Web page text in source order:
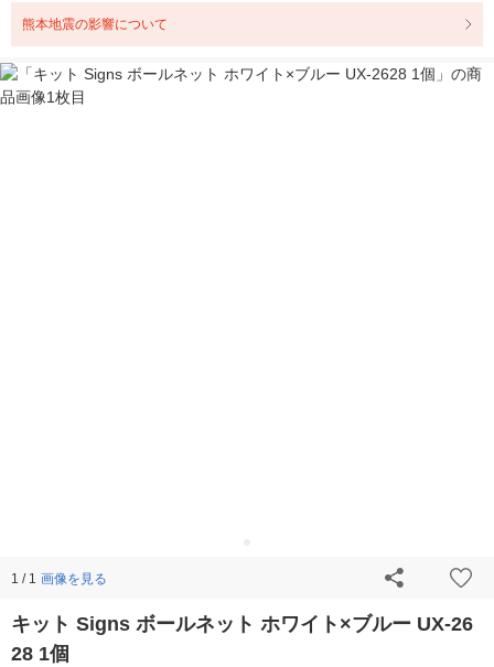
熊本地震の影響について
1 / 1 画像を見る
キット Signs ボールネット ホワイト×ブルー UX-26
28 1個